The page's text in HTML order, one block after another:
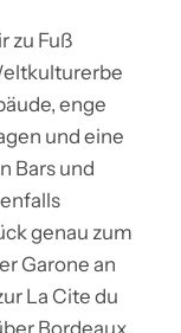
zu Fuß
enge
und eine
Bars und
genau zum
Garone an
La Cite du